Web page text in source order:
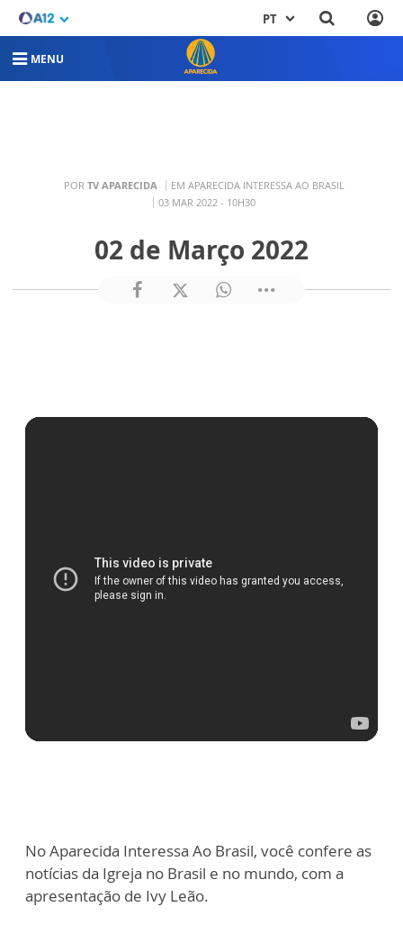
PT
MENU
POR TV APARECIDA
EM APARECIDA INTERESSA AO BRASIL
03 MAR 2022 - 10H30
02 de Março 2022
No Aparecida Interessa Ao Brasil, você confere as
notícias da Igreja no Brasil e no mundo, com a
apresentação de Ivy Leão.